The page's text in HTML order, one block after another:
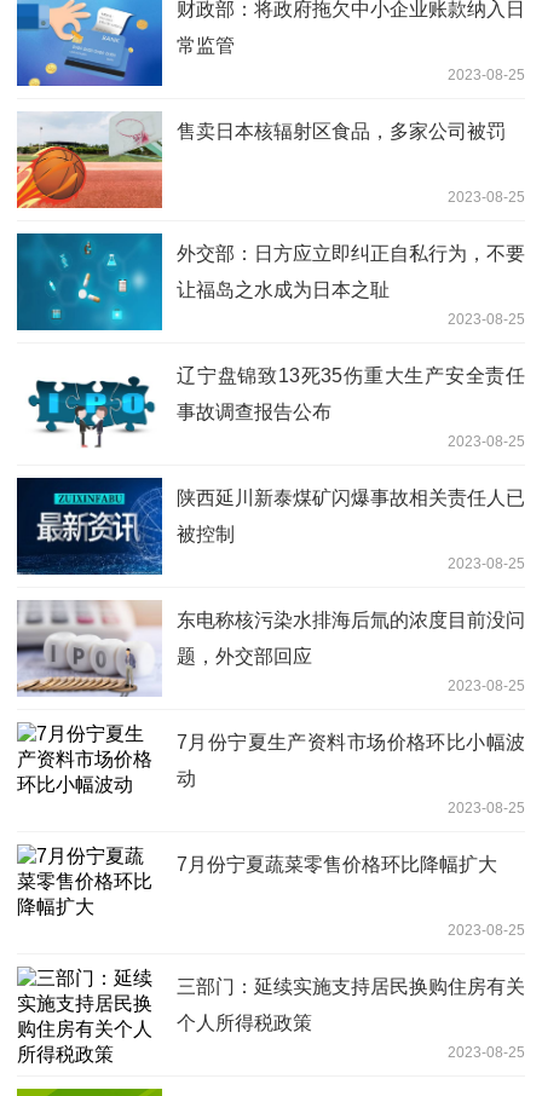
财政部：将政府拖欠中小企业账款纳入日
常监管
2023-08-25
售卖日本核辐射区食品，多家公司被罚
2023-08-25
外交部：日方应立即纠正自私行为，不要
让福岛之水成为日本之耻
2023-08-25
辽宁盘锦致13死35伤重大生产安全责任
事故调查报告公布
2023-08-25
陕西延川新泰煤矿闪爆事故相关责任人已
被控制
2023-08-25
东电称核污染水排海后氚的浓度目前没问
题，外交部回应
2023-08-25
7月份宁夏生产资料市场价格环比小幅波
动
2023-08-25
7月份宁夏蔬菜零售价格环比降幅扩大
2023-08-25
三部门：延续实施支持居民换购住房有关
个人所得税政策
2023-08-25